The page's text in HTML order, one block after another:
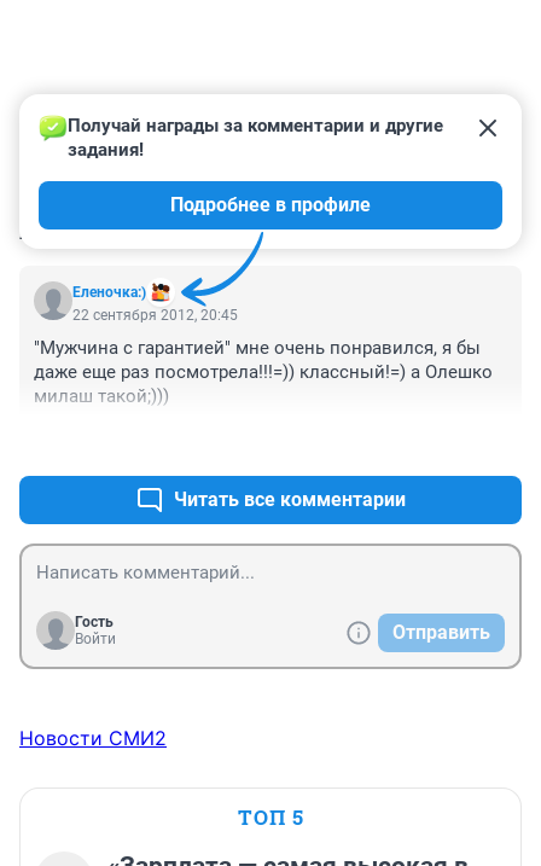
КОММЕНТАРИИ 1
Еленочка:)
Получай награды за комментарии и другие
задания!
Подробнее в профиле
22 сентября 2012, 20:45
"Мужчина с гарантией" мне очень понравился, я бы
даже еще раз посмотрела!!!=)) классный!=) а Олешко
милаш такой;)))
Читать все комментарии
Гость
Войти
Отправить
Новости СМИ2
ТОП 5